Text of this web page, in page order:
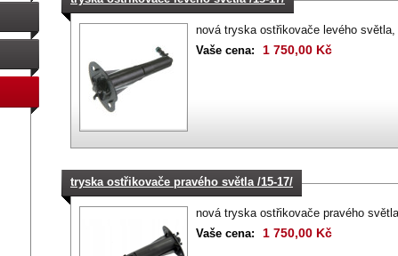
nová tryska ostřikovače levého
Vaše cena:
1 750,00 Kč
tryska ostřikovače pravého světla /15-17/
nová tryska ostřikovače pravého
Vaše cena:
1 750,00 Kč